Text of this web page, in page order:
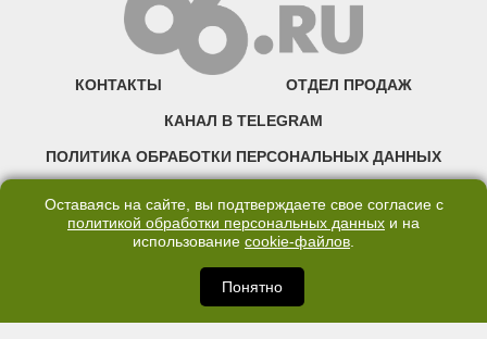
КОНТАКТЫ ОТДЕЛ ПРОДАЖ
КАНАЛ В TELEGRAM
ПОЛИТИКА ОБРАБОТКИ ПЕРСОНАЛЬНЫХ ДАННЫХ
©2007—2025 66.RU. Воспроизведение, сообщение, доведение до всеобщего
правообладателя запрещено. Сетевое издание «Современный портал
Екатеринбурга — «66.ru» (18+) зарегистрировано Федеральной службой по
надзору в сфере связи, информационных технологий и массовых коммуникаций
(Роскомнадзор). Регистрационный номер ЭЛ № ФС 77 - 76634 от 02.09.2019
Оставаясь на сайте, вы подтверждаете свое согласие с
политикой обработки персональных данных и на
использование cookie-файлов.
Понятно